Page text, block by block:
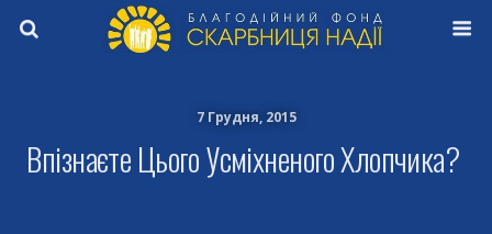
7 Грудня, 2015
Впізнаєте Цього Усміхненого Хлопчика?